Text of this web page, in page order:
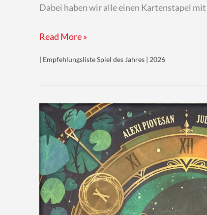
Dabei haben wir alle einen Kartenstapel
Meister
Read More »
| Empfehlungsliste Spiel des Jahres | 2026